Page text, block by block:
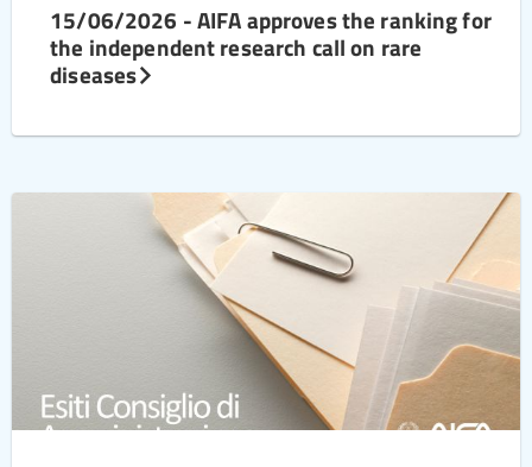
15/06/2026 - AIFA approves the ranking for
the independent research call on rare
diseases